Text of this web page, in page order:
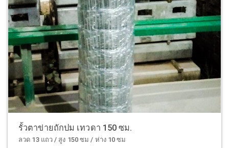
รั้วตาข่ายถักปม เทวดา 150 ซม.
ลวด 13 แถว / สูง 150 ซม / ห่าง 10 ซม